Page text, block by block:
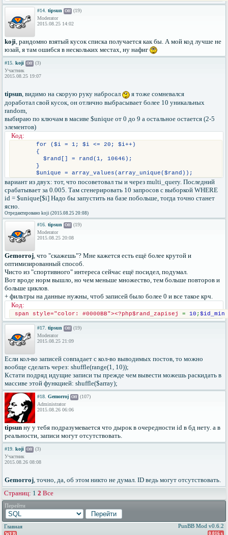
#14. tipsun Off (19)
Moderator
2015.08.25 14:02
koji , рандомно взятый кусок списка получается как бы. А мой код лучше не
юзай, я там ошибся в нескольких местах, ну нафиг
#15. koji Off (3)
Участник
2015.08.25 19:07
tipsun, видимо на скорую руку набросал
я тоже сомневался
доработал свой кусок, он отлично выбрасывает более 10 уникальных
random,
выбираю по ключам в масиве $unique от 0 до 9 а остальное остается (2-5
элементов)
Код:
      for ($i = 1; $i <= 20; $i++)
      {
        $rand[] = rand(1, 10646);
      }
      $unique = array_values(array_unique($rand));
вариант из двух: тот, что посоветовал ты и через multi_query. Последний
срабатывает за 0.005. Там сгенерировать 10 запросов с выборкой WHERE
id = $unique[$i] Надо бы запустить на базе побольше, тогда точно станет
ясно.
Отредактировано koji (2015.08.25 20:08)
#16. tipsun Off (19)
Moderator
2015.08.25 20:08
Gemorroj , что "скажешь"? Мне кажется есть ещё более крутой и
оптимизированный способ.
Чисто из "спортивного" интереса сейчас ещё посидел, подумал.
Вот вроде норм вышло, но чем меньше множество, тем больше повторов и
больше циклов.
+ фильтры на данные нужны, чтоб записей было более 0 и все такое крч.
Код:
span style="color: #0000BB"><?php$rand_zapisej = 10 ; $id_min
#17. tipsun Off (19)
Moderator
2015.08.25 21:09
Если кол-во записей совпадает с кол-во выводимых постов, то можно
вообще сделать через: shuffle(range(1, 10));
Кстати подряд идущие записи ты прежде чем вывести можешь раскидать в
массиве этой функцией: shuffle($array);
#18. Gemorroj Off (107)
Administrator
2015.08.26 06:06
tipsun ну у тебя подразумевается что дырок в очередности id в бд нету. а в
реальности, записи могут отсутствовать.
#19. koji Off (3)
Участник
2015.08.26 08:08
Gemorroj , точно, да, об этом никто не думал. ID ведь могут отсутствовать.
Страниц: 1 2 Все
Перейти
Главная
WEB
PunBB Mod v0.6.2
0.016 s